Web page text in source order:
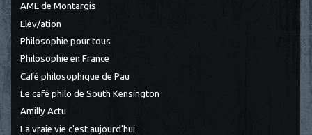
AME de Montargis
Elèv/ation
Philosophie pour tous
Philosophie en France
Café philosophique de Pau
Le café philo de South Kensington
Amilly Actu
La vraie vie c'est aujourd'hui